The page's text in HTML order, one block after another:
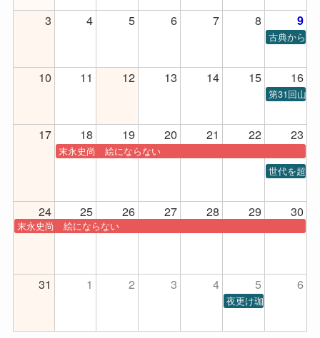
3 4 5 6 7 8 9
古典から
10 11 12 13 14 15 16
第31回山口
17 18 19 20 21 22 23
末永史尚 絵にならない
世代を超え
24 25 26 27 28 29 30
末永史尚 絵にならない
31 1 2 3 4 5 6
夜更け珈琲第1回公